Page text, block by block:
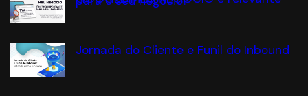
Jornada do Cliente e Funil do Inbound